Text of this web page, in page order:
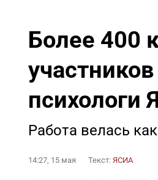
Более 400
психологи
Работа велась
14:27, 15 мая Текст: ЯСИА